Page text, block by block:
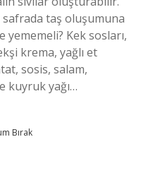
taş oluşumuna
Kek sosları,
krema, yağlı et
sosis, salam,
kuyruk yağı…
Bırak